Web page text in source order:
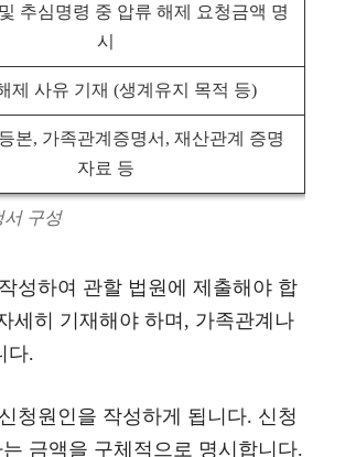
추심명령 중 압류 해제 요청금액 명
시
제 사유 기재 (생계유지 목적 등)
본, 가족관계증명서, 재산관계 증명
자료 등
구성
성하여 관할 법원에 제출해야 합
세히 기재해야 하며, 가족관계나
다.
청원인을 작성하게 됩니다. 신청
금액을 구체적으로 명시합니다.